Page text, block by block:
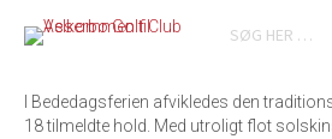
Search:
I Bededagsferien afvikledes den
18 tilmeldte hold. Med utroligt flot